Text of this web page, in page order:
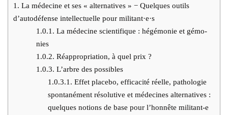
1. La méde­cine et ses « alter­na­tives » − Quelques outils
d’autodéfense intel­lec­tuelle pour militant·e·s
1.0.1. La méde­cine scien­ti­fique : hégé­mo­nie et gémo­
nies
1.0.2. Réap­pro­pria­tion, à quel prix ?
1.0.3. L’arbre des pos­sibles
1.0.3.1. Effet pla­ce­bo, effi­ca­ci­té réelle, patho­lo­gie
spon­ta­né­ment réso­lu­tive et méde­cines alter­na­tives :
quelques notions de base pour l’honnête militant‑e